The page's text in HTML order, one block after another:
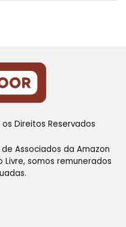
Direitos Reservados
Associados da Amazon
somos remunerados